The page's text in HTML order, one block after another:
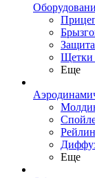
Щетки
Еще
Еще